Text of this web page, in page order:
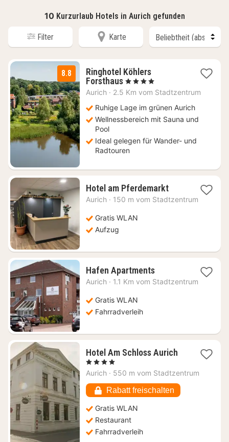
10 Kurzurlaub Hotels in Aurich gefunden
Filter Karte
8.8
Ringhotel Köhlers
Forsthaus1
Nacht
139
€
, 4 Sterne
Aurich · 2.5 Km vom Stadtzentrum
Ruhige Lage im grünen Aurich
Wellnessbereich mit Sauna und
Pool
Ideal gelegen für Wander- und
Radtouren
Hotel am Pferdemarkt1
Nacht
Aurich · 150 m vom Stadtzentrum
Gratis WLAN
Aufzug
Hafen Apartments1
Nacht
Aurich · 1.1 Km vom Stadtzentrum
Gratis WLAN
Fahrradverleih
Hotel Am Schloss Aurich1
ab
€
, 4 Sterne
Aurich · 550 m vom Stadtzentrum
Rabatt freischalten
Gratis WLAN
Restaurant
Fahrradverleih